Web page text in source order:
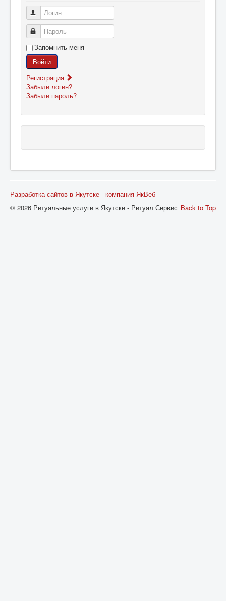
Логин
Пароль
Запомнить меня
Войти
Регистрация
Забыли логин?
Забыли пароль?
Разработка сайтов в Якутске - компания ЯкВеб
Back to Top
© 2026 Ритуальные услуги в Якутске - Ритуал Сервис